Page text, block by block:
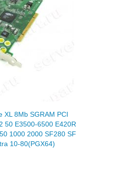
XL 8Mb SGRAM PCI
50 E3500-6500 E420R
1000 2000 SF280 SF
10-80(PGX64)